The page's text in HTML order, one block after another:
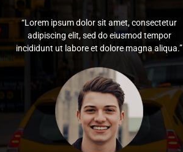
“Lorem ipsum dolor sit amet, consectetur
adipiscing elit, sed do eiusmod tempor
incididunt ut labore et dolore magna aliqua.”